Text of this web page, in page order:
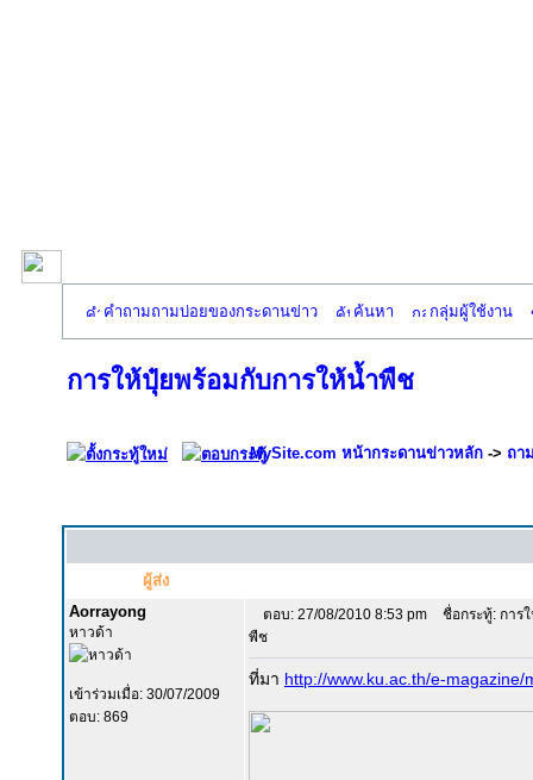
คำถามถามบ่อยของกระดานข่าว ค้นหา กลุ่มผู้ใช้งาน
การให้ปุ๋ยพร้อมกับการให้น้ำพืช
MySite.com หน้ากระดานข่าวหลัก -> ถา
ผู้ส่ง
Aorrayong
หาวด้า
เข้าร่วมเมื่อ: 30/07/2009
ตอบ: 869
ตอบ: 27/08/2010 8:53 pm
ชื่อกระทู้: การ
พืช
ที่มา http://www.ku.ac.th/e-magazine/